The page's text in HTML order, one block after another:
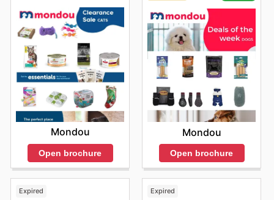
Mondou
Open brochure
Mondou
Open brochure
Expired Expired